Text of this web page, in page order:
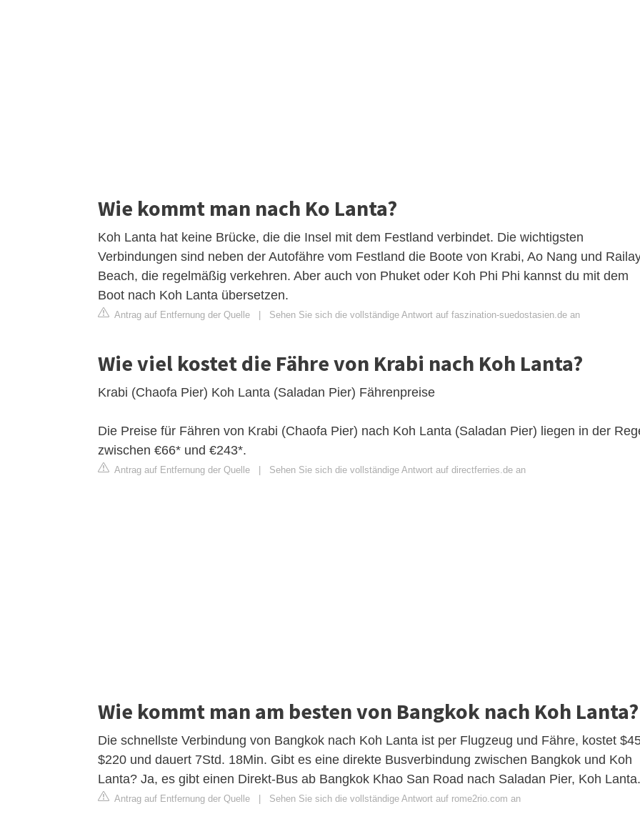
Wie kommt man nach Ko Lanta?
Koh Lanta hat keine Brücke, die die Insel mit dem Festland verbindet. Die wichtigsten
Verbindungen sind neben der Autofähre vom Festland die Boote von Krabi, Ao Nang und
Beach, die regelmäßig verkehren. Aber auch von Phuket oder Koh Phi Phi kannst du mit dem
Boot nach Koh Lanta übersetzen.
Antrag auf Entfernung der Quelle Sehen Sie sich die vollständige Antwort auf faszination-suedostasien.de an
Wie viel kostet die Fähre von Krabi nach Koh Lanta?
Krabi (Chaofa Pier) Koh Lanta (Saladan Pier) Fährenpreise
Die Preise für Fähren von Krabi (Chaofa Pier) nach Koh Lanta (Saladan Pier) liegen in der
zwischen €66* und €243*.
Antrag auf Entfernung der Quelle Sehen Sie sich die vollständige Antwort auf directferries.de an
Wie kommt man am besten von Bangkok nach Koh Lanta?
Die schnellste Verbindung von Bangkok nach Koh Lanta ist per Flugzeug und Fähre, kostet
$220 und dauert 7Std. 18Min. Gibt es eine direkte Busverbindung zwischen Bangkok und Koh
Lanta? Ja, es gibt einen Direkt-Bus ab Bangkok Khao San Road nach Saladan Pier, Koh Lanta.
Antrag auf Entfernung der Quelle Sehen Sie sich die vollständige Antwort auf rome2rio.com an